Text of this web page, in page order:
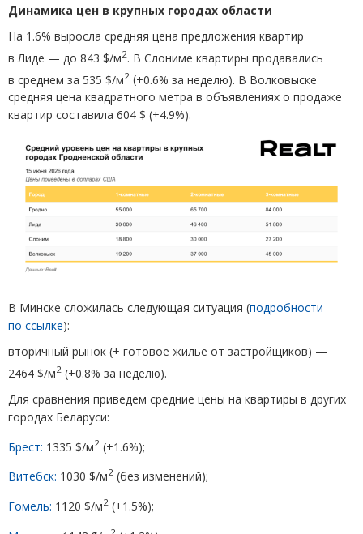
Динамика цен в крупных городах области
На 1.6% выросла средняя цена предложения квартир
в Лиде — до 843 $/м2. В Слониме квартиры продавались
в среднем за 535 $/м2 (+0.6% за неделю). В Волковыске
средняя цена квадратного метра в объявлениях о продаже
квартир составила 604 $ (+4.9%).
В Минске сложилась следующая ситуация (подробности
по ссылке):
вторичный рынок (+ готовое жилье от застройщиков) —
2464 $/м2 (+0.8% за неделю).
Для сравнения приведем средние цены на квартиры в других
городах Беларуси:
Брест: 1335 $/м2 (+1.6%);
Витебск: 1030 $/м2 (без изменений);
Гомель: 1120 $/м2 (+1.5%);